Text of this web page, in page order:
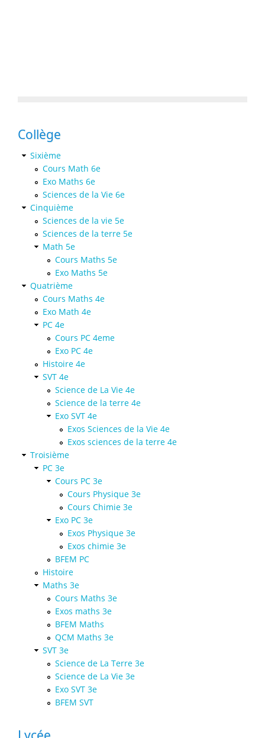
Collège
Sixième
Cours Math 6e
Exo Maths 6e
Sciences de la Vie 6e
Cinquième
Sciences de la vie 5e
Sciences de la terre 5e
Math 5e
Cours Maths 5e
Exo Maths 5e
Quatrième
Cours Maths 4e
Exo Math 4e
PC 4e
Cours PC 4eme
Exo PC 4e
Histoire 4e
SVT 4e
Science de La Vie 4e
Science de la terre 4e
Exo SVT 4e
Exos Sciences de la Vie 4e
Exos sciences de la terre 4e
Troisième
PC 3e
Cours PC 3e
Cours Physique 3e
Cours Chimie 3e
Exo PC 3e
Exos Physique 3e
Exos chimie 3e
BFEM PC
Histoire
Maths 3e
Cours Maths 3e
Exos maths 3e
BFEM Maths
QCM Maths 3e
SVT 3e
Science de La Terre 3e
Science de La Vie 3e
Exo SVT 3e
BFEM SVT